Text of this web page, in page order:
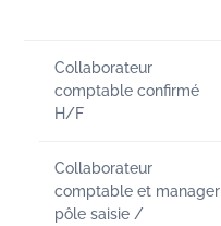
Collaborateur
comptable confirmé
H/F
Collaborateur
comptable et manager
pôle saisie /